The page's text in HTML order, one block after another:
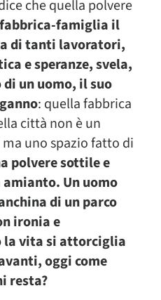
che quella polvere
famiglia il
di tanti lavoratori,
e speranze, svela,
un uomo, il suo
: quella fabbrica
città non è un
uno spazio fatto di
polvere sottile e
Un uomo
di un parco
ironia e
la vita si attorciglia
oggi come
resta?